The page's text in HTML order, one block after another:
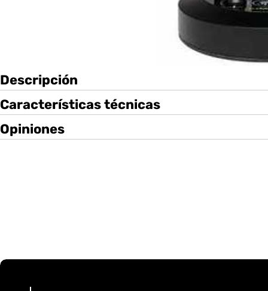
Descripción
Características técnicas
Opiniones